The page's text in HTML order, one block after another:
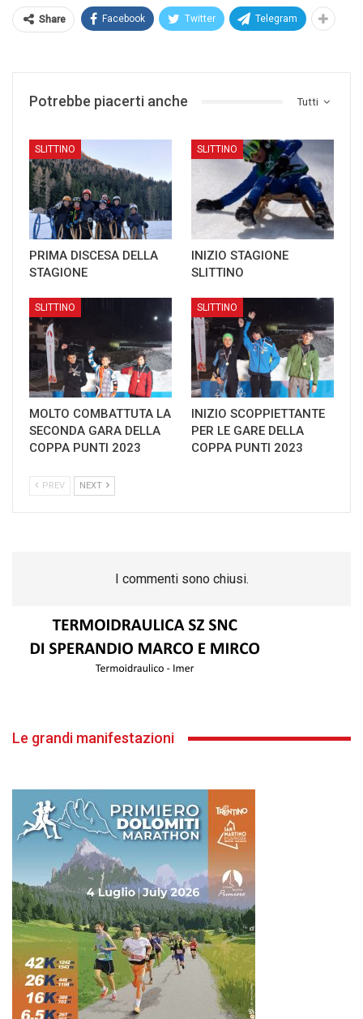
Share Facebook Twitter Telegram
Tutti
Potrebbe piacerti anche
SLITTINO
PRIMA DISCESA DELLA
STAGIONE
SLITTINO
INIZIO STAGIONE
SLITTINO
SLITTINO
MOLTO COMBATTUTA LA
SECONDA GARA DELLA
COPPA PUNTI 2023
SLITTINO
INIZIO SCOPPIETTANTE
PER LE GARE DELLA
COPPA PUNTI 2023
PREV NEXT
I commenti sono chiusi.
Le grandi manifestazioni